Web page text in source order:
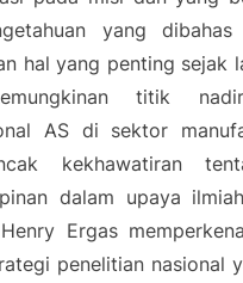
yang
hal yang penting sejak
titik
AS di sektor
kekhawatiran
dalam upaya
Ergas
penelitian nasional